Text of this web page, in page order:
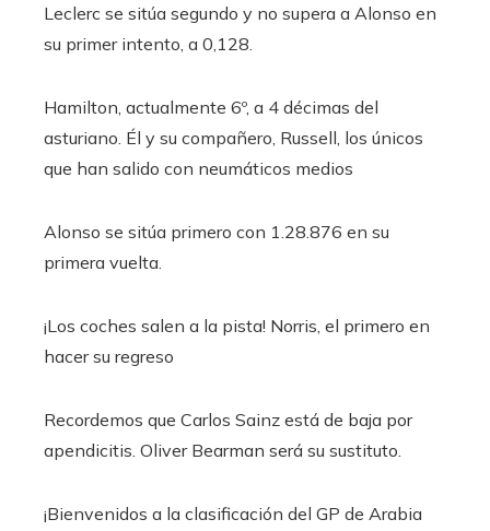
Leclerc se sitúa segundo y no supera a Alonso en
su primer intento, a 0,128.
Hamilton, actualmente 6º, a 4 décimas del
asturiano. Él y su compañero, Russell, los únicos
que han salido con neumáticos medios
Alonso se sitúa primero con 1.28.876 en su
primera vuelta.
¡Los coches salen a la pista! Norris, el primero en
hacer su regreso
Recordemos que Carlos Sainz está de baja por
apendicitis. Oliver Bearman será su sustituto.
¡Bienvenidos a la clasificación del GP de Arabia